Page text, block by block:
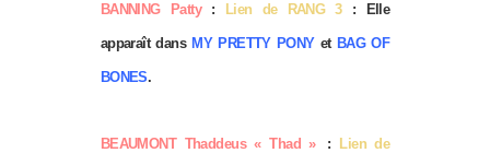
BANNING Patty: Lien de RANG 3: Elle
apparaît dans MY PRETTY PONYet BAG OF
BONES.
BEAUMONT Thaddeus « Thad » : Lien de